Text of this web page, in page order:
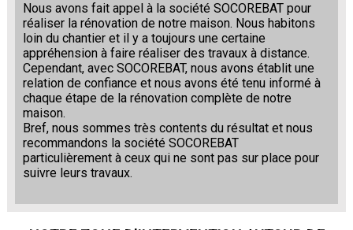
Nous avons fait appel à la société SOCOREBAT pour
réaliser la rénovation de notre maison. Nous habitons
loin du chantier et il y a toujours une certaine
appréhension à faire réaliser des travaux à distance.
Cependant, avec SOCOREBAT, nous avons établit une
relation de confiance et nous avons été tenu informé à
chaque étape de la rénovation complète de notre
maison.
Bref, nous sommes très contents du résultat et nous
recommandons la société SOCOREBAT
particulièrement à ceux qui ne sont pas sur place pour
suivre leurs travaux.